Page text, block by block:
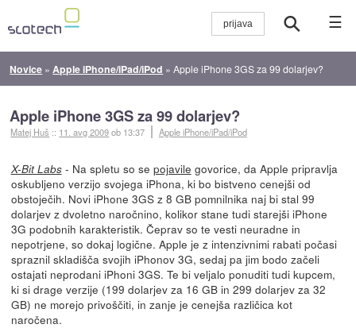
☰
Novice » Apple iPhone/iPad/iPod »Apple iPhone 3GS za 99 dolarjev?
Apple iPhone 3GS za 99 dolarjev?
Matej Huš :: 11. avg 2009ob 13:37 Apple iPhone/iPad/iPod
X-Bit Labs- Na spletu so se pojavile govorice, da Apple pripravlja
oskubljeno verzijo svojega iPhona, ki bo bistveno cenejši od
obstoječih. Novi iPhone 3GS z 8 GB pomnilnika naj bi stal 99
dolarjev z dvoletno naročnino, kolikor stane tudi starejši iPhone
3G podobnih karakteristik. Čeprav so te vesti neuradne in
nepotrjene, so dokaj logične. Apple je z intenzivnimi rabati počasi
spraznil skladišča svojih iPhonov 3G, sedaj pa jim bodo začeli
ostajati neprodani iPhoni 3GS. Te bi veljalo ponuditi tudi kupcem,
ki si drage verzije (199 dolarjev za 16 GB in 299 dolarjev za 32
GB) ne morejo privoščiti, in zanje je cenejša različica kot
naročena.